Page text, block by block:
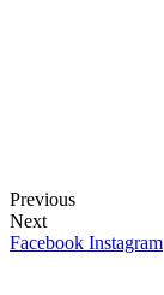
Previous
Next
Facebook Instagram